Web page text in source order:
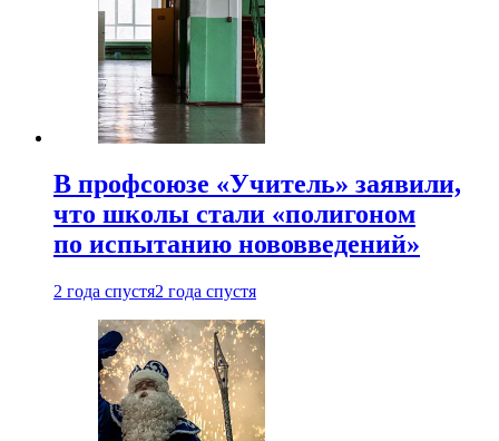
В профсоюзе «Учитель» заявили,
что школы стали «полигоном
по испытанию нововведений»
2 года спустя2 года спустя